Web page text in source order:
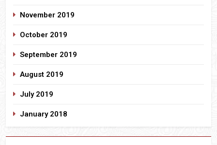
November 2019
October 2019
September 2019
August 2019
July 2019
January 2018